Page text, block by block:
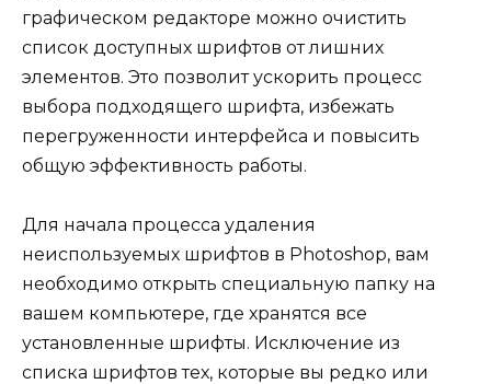
графическом редакторе можно очистить
список доступных шрифтов от лишних
элементов. Это позволит ускорить процесс
выбора подходящего шрифта, избежать
перегруженности интерфейса и повысить
общую эффективность работы.
Для начала процесса удаления
неиспользуемых шрифтов в Photoshop, вам
необходимо открыть специальную папку на
вашем компьютере, где хранятся все
установленные шрифты. Исключение из
списка шрифтов тех, которые вы редко или